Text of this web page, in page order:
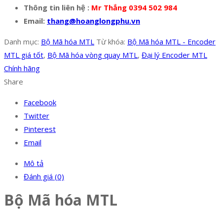
Thông tin liên hệ : Mr Thắng 0394 502 984
Email: thang@hoanglongphu.vn
Danh mục: Bộ Mã hóa MTL Từ khóa: Bộ Mã hóa MTL - Encoder
MTL giá tốt, Bộ Mã hóa vòng quay MTL, Đại lý Encoder MTL
Chính hãng
Share
Facebook
Twitter
Pinterest
Email
Mô tả
Đánh giá (0)
Bộ Mã hóa MTL